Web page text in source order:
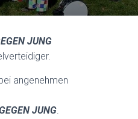
JUNG
angenehmen
JUNG.